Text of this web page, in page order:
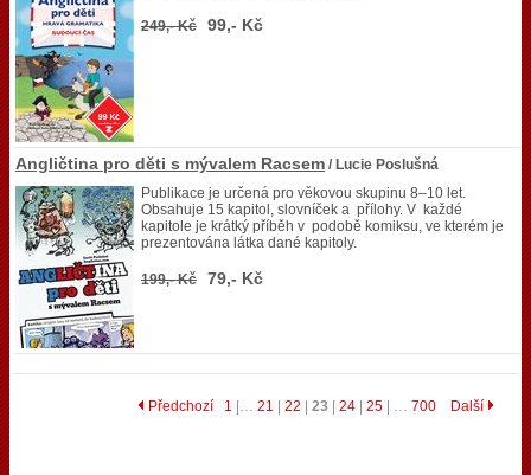
249,- Kč 99,- Kč
Angličtina pro děti s mývalem Racsem / Lucie Poslušná
Publikace je určená pro věkovou skupinu 8–10 let.
Obsahuje 15 kapitol, slovníček a přílohy. V každé
kapitole je krátký příběh v podobě komiksu, ve kterém je
prezentována látka dané kapitoly.
199,- Kč 79,- Kč
Předchozí 1 |… 21 22 23 24 25 | … 700 Další